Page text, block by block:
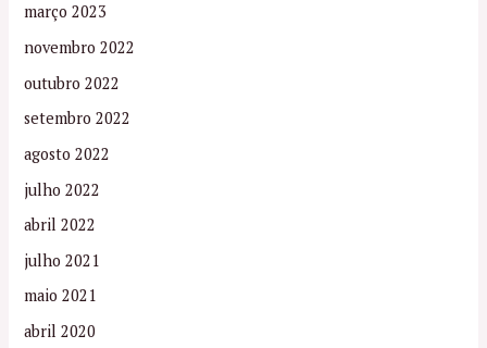
março 2023
novembro 2022
outubro 2022
setembro 2022
agosto 2022
julho 2022
abril 2022
julho 2021
maio 2021
abril 2020